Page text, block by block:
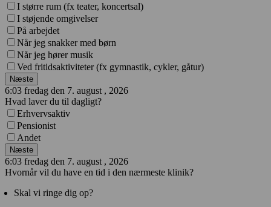
I større rum (fx teater, koncertsal)
I støjende omgivelser
På arbejdet
Når jeg snakker med børn
Når jeg hører musik
Ved fritidsaktiviteter (fx gymnastik, cykler, gåtur)
Næste
6:03 fredag den 7. august , 2026
Hvad laver du til dagligt?
Erhvervsaktiv
Pensionist
Andet
Næste
6:03 fredag den 7. august , 2026
Hvornår vil du have en tid i den nærmeste klinik?
Skal vi ringe dig op?